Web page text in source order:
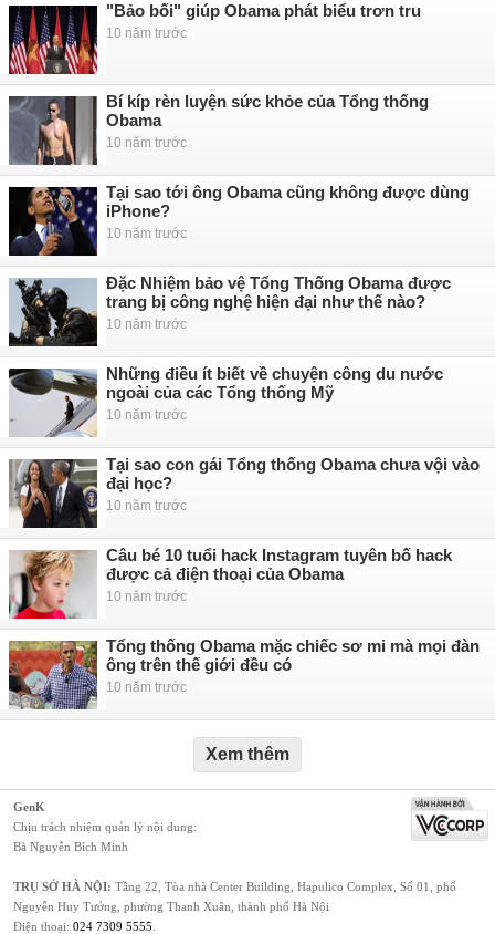
"Bảo bối" giúp Obama phát biểu trơn tru
10 năm trước
Bí kíp rèn luyện sức khỏe của Tổng thống
Obama
10 năm trước
Tại sao tới ông Obama cũng không được dùng
iPhone?
10 năm trước
Đặc Nhiệm bảo vệ Tổng Thống Obama được
trang bị công nghệ hiện đại như thế nào?
10 năm trước
Những điều ít biết về chuyện công du nước
ngoài của các Tổng thống Mỹ
10 năm trước
Tại sao con gái Tổng thống Obama chưa vội vào
đại học?
10 năm trước
Câu bé 10 tuổi hack Instagram tuyên bố hack
được cả điện thoại của Obama
10 năm trước
Tổng thống Obama mặc chiếc sơ mi mà mọi đàn
ông trên thế giới đều có
10 năm trước
Xem thêm
GenK
Chịu trách nhiệm quản lý nội dung:
Bà Nguyễn Bích Minh
TRỤ SỞ HÀ NỘI: Tầng 22, Tòa nhà Center Building, Hapulico Complex, Số 01, phố
Nguyễn Huy Tưởng, phường Thanh Xuân, thành phố Hà Nội
Điện thoại: 024 7309 5555